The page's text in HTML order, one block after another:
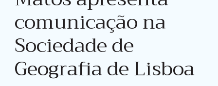
comunicação na
Sociedade de
Geografia de Lisboa